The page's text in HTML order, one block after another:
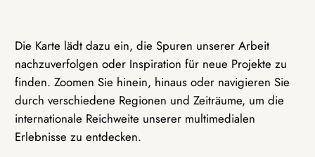
Die Karte lädt dazu ein, die Spuren unserer Arbeit
nachzuverfolgen oder Inspiration für neue Projekte zu
finden. Zoomen Sie hinein, hinaus oder navigieren Sie
durch verschiedene Regionen und Zeiträume, um die
internationale Reichweite unserer multimedialen
Erlebnisse zu entdecken.